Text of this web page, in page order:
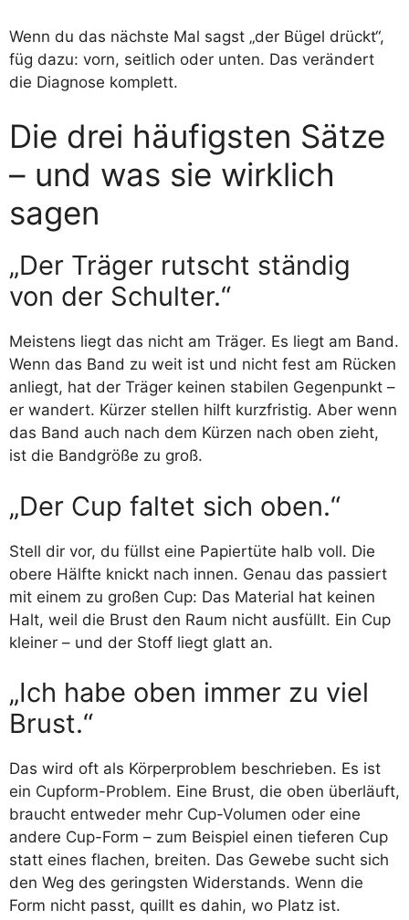
Wenn du das nächste Mal sagst „der Bügel drückt“,
füg dazu: vorn, seitlich oder unten. Das verändert
die Diagnose komplett.
Die drei häufigsten Sätze
– und was sie wirklich
sagen
„Der Träger rutscht ständig
von der Schulter.“
Meistens liegt das nicht am Träger. Es liegt am Band.
Wenn das Band zu weit ist und nicht fest am Rücken
anliegt, hat der Träger keinen stabilen Gegenpunkt –
er wandert. Kürzer stellen hilft kurzfristig. Aber wenn
das Band auch nach dem Kürzen nach oben zieht,
ist die Bandgröße zu groß.
„Der Cup faltet sich oben.“
Stell dir vor, du füllst eine Papiertüte halb voll. Die
obere Hälfte knickt nach innen. Genau das passiert
mit einem zu großen Cup: Das Material hat keinen
Halt, weil die Brust den Raum nicht ausfüllt. Ein Cup
kleiner – und der Stoff liegt glatt an.
„Ich habe oben immer zu viel
Brust.“
Das wird oft als Körperproblem beschrieben. Es ist
ein Cupform-Problem. Eine Brust, die oben überläuft,
braucht entweder mehr Cup-Volumen oder eine
andere Cup-Form – zum Beispiel einen tieferen Cup
statt eines flachen, breiten. Das Gewebe sucht sich
den Weg des geringsten Widerstands. Wenn die
Form nicht passt, quillt es dahin, wo Platz ist.